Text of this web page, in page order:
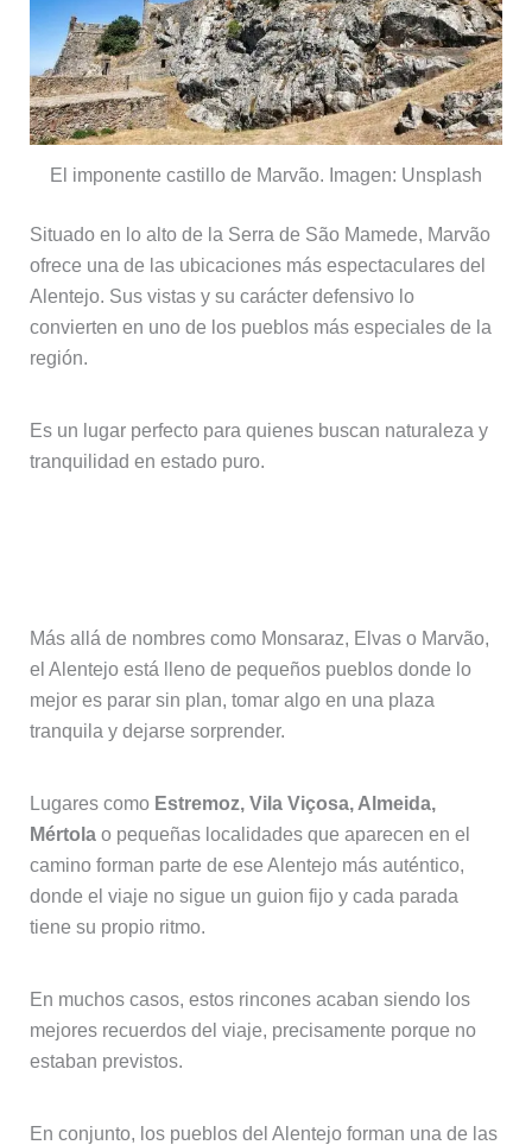
El imponente castillo de Marvão. Imagen: Unsplash
Situado en lo alto de la Serra de São Mamede, Marvão
ofrece una de las ubicaciones más espectaculares del
Alentejo. Sus vistas y su carácter defensivo lo
convierten en uno de los pueblos más especiales de la
región.
Es un lugar perfecto para quienes buscan naturaleza y
tranquilidad en estado puro.
Más allá de nombres como Monsaraz, Elvas o Marvão,
el Alentejo está lleno de pequeños pueblos donde lo
mejor es parar sin plan, tomar algo en una plaza
tranquila y dejarse sorprender.
Lugares como Estremoz, Vila Viçosa, Almeida,
Mértolao pequeñas localidades que aparecen en el
camino forman parte de ese Alentejo más auténtico,
donde el viaje no sigue un guion fijo y cada parada
tiene su propio ritmo.
En muchos casos, estos rincones acaban siendo los
mejores recuerdos del viaje, precisamente porque no
estaban previstos.
En conjunto, los pueblos del Alentejo forman una de las